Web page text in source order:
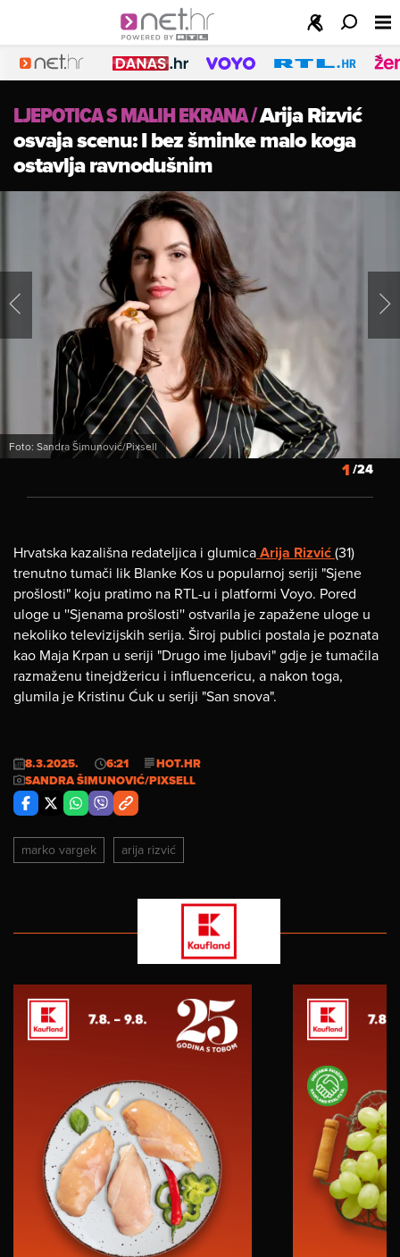
LJEPOTICA S MALIH EKRANA/Arija Rizvić
osvaja scenu: I bez šminke malo koga
ostavlja ravnodušnim
Foto: Sandra Šimunović/Pixsell
1/24
Hrvatska kazališna redateljica i glumicaArija Rizvić(31)
trenutno tumači lik Blanke Kos u popularnoj seriji "Sjene
prošlosti" koju pratimo na RTL-u i platformi Voyo. Pored
uloge u ''Sjenama prošlosti'' ostvarila je zapažene uloge u
nekoliko televizijskih serija. Široj publici postala je poznata
kao Maja Krpan u seriji "Drugo ime ljubavi" gdje je tumačila
razmaženu tinejdžericu i influencericu, a nakon toga,
glumila je Kristinu Ćuk u seriji "San snova".
8.3.2025. 6:21
HOT.HR
SANDRA ŠIMUNOVIĆ/PIXSELL
marko vargek arija rizvić